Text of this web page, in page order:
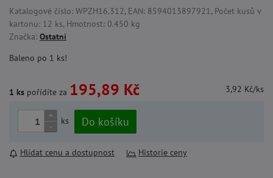
Katalogové číslo: WPZH16.312, EAN: 8594013897921, Počet kusů v
kartonu: 12 ks, Hmotnost: 0.450 kg
Značka: Ostatní
Baleno po 1 ks!
1 ks pořídíte za 195,89 Kč 3,92 Kč/ks
+
-
ks Do košíku
Hlídat cenu a dostupnost Historie ceny